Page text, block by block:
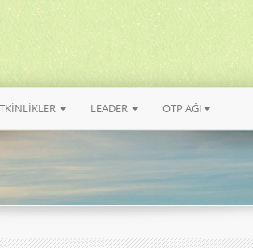
LEADER OTP AĞI